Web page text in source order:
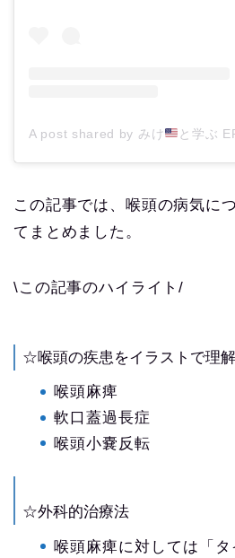
A post shared by みけ と学ぶ ER/
この記事では、喉頭の病気に
てまとめました。
\この記事のハイライト/
☆​​喉頭の疾患をイラストで理
喉頭麻痺
軟口蓋過長症
喉頭小嚢反転
☆外科的治療法
喉頭麻痺に対しては「